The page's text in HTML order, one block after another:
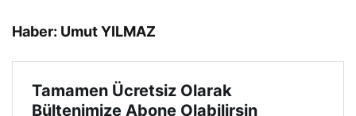
Haber: Umut YILMAZ
Tamamen Ücretsiz Olarak
Bültenimize Abone Olabilirsin